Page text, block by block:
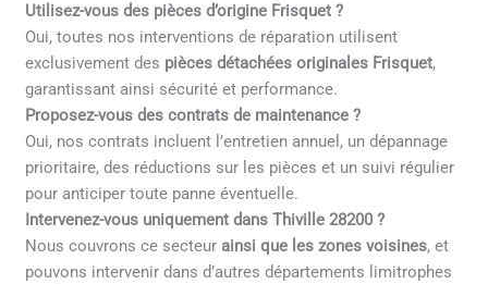
Utilisez-vous des pièces d’origine Frisquet ?
Oui, toutes nos interventions de réparation utilisent
exclusivement des pièces détachées originales Frisquet,
garantissant ainsi sécurité et performance.
Proposez-vous des contrats de maintenance ?
Oui, nos contrats incluent l’entretien annuel, un dépannage
prioritaire, des réductions sur les pièces et un suivi régulier
pour anticiper toute panne éventuelle.
Intervenez-vous uniquement dans Thiville 28200 ?
Nous couvrons ce secteur ainsi que les zones voisines, et
pouvons intervenir dans d’autres départements limitrophes